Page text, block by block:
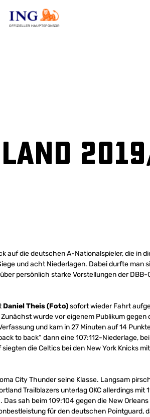
OFFIZIELLER HAUPTSPONSOR
auf die deutschen A-Nationalspieler, die in
und acht Niederlagen. Dabei durfte man
persönlich starke Vorstellungen der
Daniel Theis (Foto)sofort wieder Fahrt
wurde vor eigenem Publikum gegen
und kam in 27 Minuten auf 14
to back“ dann eine 107:112-Niederlage,
die Celtics bei den New York Knicks
City Thunder seine Klasse. Langsam
Trailblazers unterlag OKC allerdings mit
sah beim 109:104 gegen die New
für den deutschen Pointguard,